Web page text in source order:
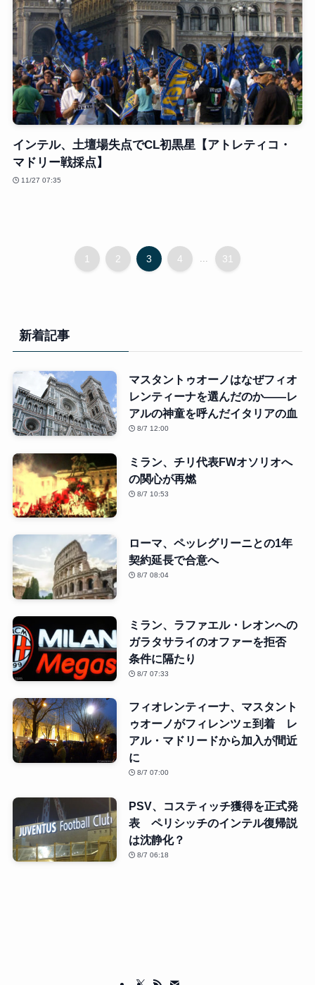
インテル、土壇場失点でCL初黒星【アトレティコ・
マドリー戦採点】
11/27 07:35
1 2 3 4 ... 31
新着記事
マスタントゥオーノはなぜフィオ
レンティーナを選んだのか――レ
アルの神童を呼んだイタリアの血
8/7 12:00
ミラン、チリ代表FWオソリオへ
の関心が再燃
8/7 10:53
ローマ、ペッレグリーニとの1年
契約延長で合意へ
8/7 08:04
ミラン、ラファエル・レオンへの
ガラタサライのオファーを拒否
条件に隔たり
8/7 07:33
フィオレンティーナ、マスタント
ゥオーノがフィレンツェ到着 レ
アル・マドリードから加入が間近
に
8/7 07:00
PSV、コスティッチ獲得を正式発
表 ペリシッチのインテル復帰説
は沈静化？
8/7 06:18